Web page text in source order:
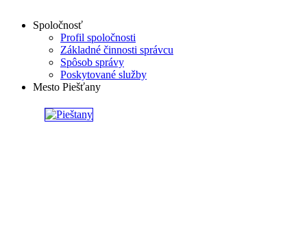
Spoločnosť
Profil spoločnosti
Základné činnosti správcu
Spôsob správy
Poskytované služby
Mesto Piešťany